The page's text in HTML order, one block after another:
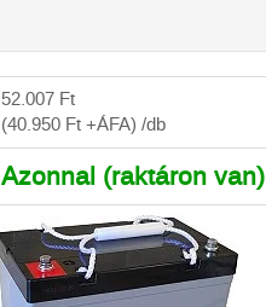
52.007 Ft
(40.950 Ft +ÁFA) /db
Azonnal (raktáron van)